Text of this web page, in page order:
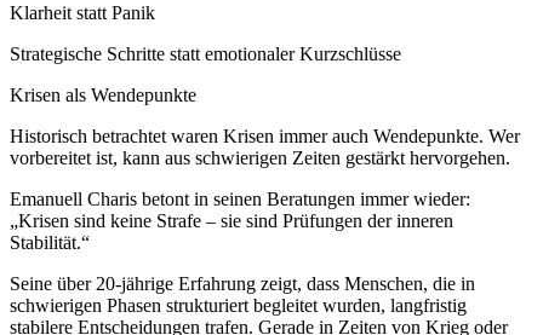
Klarheit statt Panik
Strategische Schritte statt emotionaler Kurzschlüsse
Krisen als Wendepunkte
Historisch betrachtet waren Krisen immer auch Wendepunkte. Wer
vorbereitet ist, kann aus schwierigen Zeiten gestärkt hervorgehen.
Emanuell Charis betont in seinen Beratungen immer wieder:
„Krisen sind keine Strafe – sie sind Prüfungen der inneren
Stabilität.“
Seine über 20-jährige Erfahrung zeigt, dass Menschen, die in
schwierigen Phasen strukturiert begleitet wurden, langfristig
stabilere Entscheidungen trafen. Gerade in Zeiten von Krieg oder